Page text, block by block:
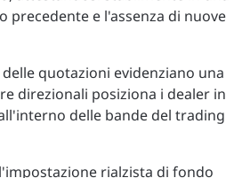
e l'assenza di nuove
quotazioni evidenziano una
direzionali posiziona i dealer in
delle bande del trading
rialzista di fondo